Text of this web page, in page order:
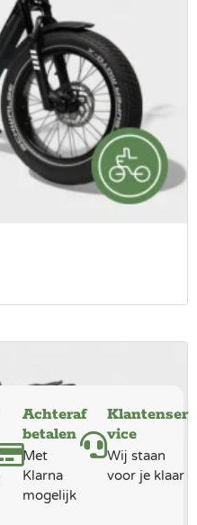
Achteraf
betalen
Met
Klarna
mogelijk
Klantenser
vice
Wij staan
voor je klaar